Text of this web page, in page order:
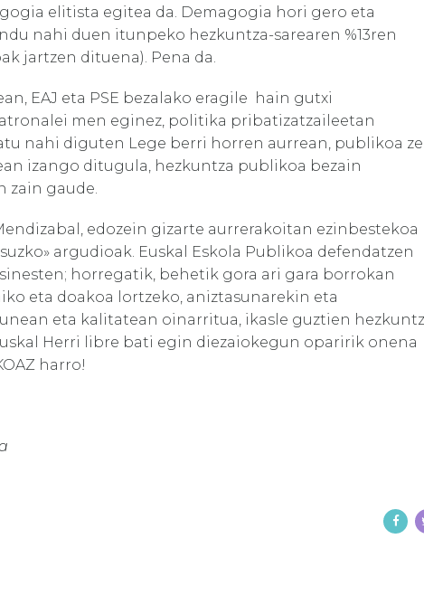
elitista egitea da. Demagogia hori gero eta
nahi duen itunpeko hezkuntza-sarearen %13ren
jartzen dituena). Pena da.
EAJ eta PSE bezalako eragile hain gutxi
men eginez, politika pribatizatzaileetan
nahi diguten Lege berri horren aurrean, publikoa
izango ditugula, hezkuntza publikoa bezain
zain gaude.
edozein gizarte aurrerakoitan ezinbestekoa
argudioak. Euskal Eskola Publikoa defendatzen
horregatik, behetik gora ari gara borrokan
eta doakoa lortzeko, aniztasunarekin eta
eta kalitatean oinarritua, ikasle guztien
Herri libre bati egin diezaiokegun oparirik onena
harro!